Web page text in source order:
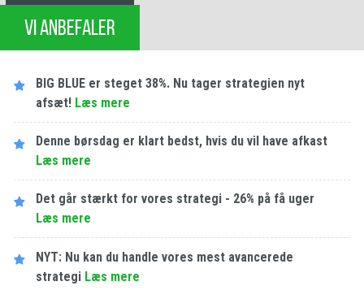
VI ANBEFALER
BIG BLUE er steget 38%. Nu tager strategien nyt
afsæt! Læs mere
Denne børsdag er klart bedst, hvis du vil have afkast
Læs mere
Det går stærkt for vores strategi - 26% på få uger
Læs mere
NYT: Nu kan du handle vores mest avancerede
strategi Læs mere